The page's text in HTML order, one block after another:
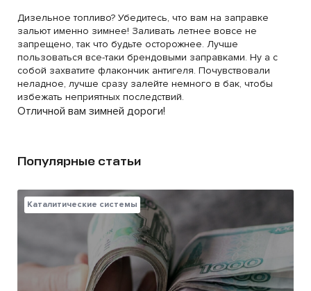
Дизельное топливо? Убедитесь, что вам на заправке
зальют именно зимнее! Заливать летнее вовсе не
запрещено, так что будьте осторожнее. Лучше
пользоваться все-таки брендовыми заправками. Ну а с
собой захватите флакончик антигеля. Почувствовали
неладное, лучше сразу залейте немного в бак, чтобы
избежать неприятных последствий.
Отличной вам зимней дороги!
Популярные статьи
Каталитические системы